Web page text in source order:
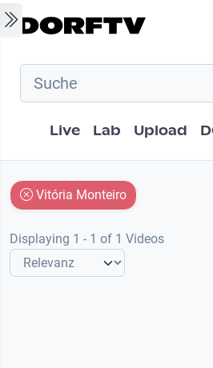
Skip to main content
Hauptnavigation
Live Lab Upload
Vitória Monteiro
Displaying 1 - 1 of 1 Videos